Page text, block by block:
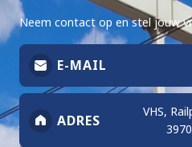
Neem contact op en stel jouw
E-MAIL
ADRES
VHS,